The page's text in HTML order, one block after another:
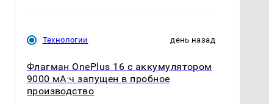
Технологии день назад
Флагман OnePlus 16 с аккумулятором
9000 мА·ч запущен в пробное
производство